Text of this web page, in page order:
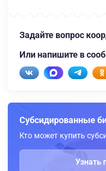
Задайте вопрос
Или напишите в
Субсидированные
Кто может купить
Узнать